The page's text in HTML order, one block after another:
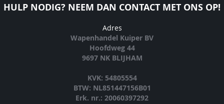
HULP NODIG? NEEM DAN CONTACT MET ONS OP!
Adres
Wapenhandel Kuiper BV
Hoofdweg 44
9697 NK BLIJHAM
KVK: 54805554
BTW: NL851447156B01
Erk. nr.: 20060397292